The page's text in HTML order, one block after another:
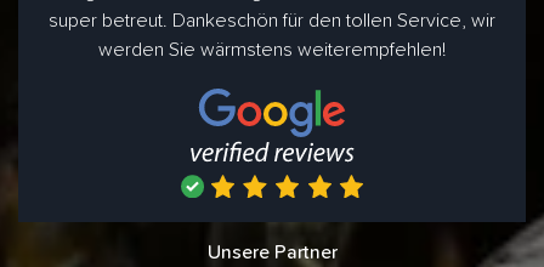
super betreut. Dankeschön für den tollen Service, wir
werden Sie wärmstens weiterempfehlen!
Unsere Partner